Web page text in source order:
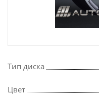
Тип диска
Цвет